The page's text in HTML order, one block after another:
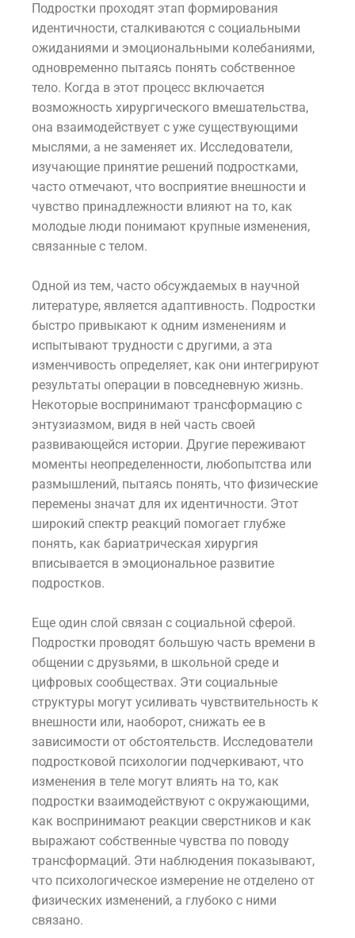
Подростки проходят этап формирования
идентичности, сталкиваются с социальными
ожиданиями и эмоциональными колебаниями,
одновременно пытаясь понять собственное
тело. Когда в этот процесс включается
возможность хирургического вмешательства,
она взаимодействует с уже существующими
мыслями, а не заменяет их. Исследователи,
изучающие принятие решений подростками,
часто отмечают, что восприятие внешности и
чувство принадлежности влияют на то, как
молодые люди понимают крупные изменения,
связанные с телом.
Одной из тем, часто обсуждаемых в научной
литературе, является адаптивность. Подростки
быстро привыкают к одним изменениям и
испытывают трудности с другими, а эта
изменчивость определяет, как они интегрируют
результаты операции в повседневную жизнь.
Некоторые воспринимают трансформацию с
энтузиазмом, видя в ней часть своей
развивающейся истории. Другие переживают
моменты неопределенности, любопытства или
размышлений, пытаясь понять, что физические
перемены значат для их идентичности. Этот
широкий спектр реакций помогает глубже
понять, как бариатрическая хирургия
вписывается в эмоциональное развитие
подростков.
Еще один слой связан с социальной сферой.
Подростки проводят большую часть времени в
общении с друзьями, в школьной среде и
цифровых сообществах. Эти социальные
структуры могут усиливать чувствительность к
внешности или, наоборот, снижать ее в
зависимости от обстоятельств. Исследователи
подростковой психологии подчеркивают, что
изменения в теле могут влиять на то, как
подростки взаимодействуют с окружающими,
как воспринимают реакции сверстников и как
выражают собственные чувства по поводу
трансформаций. Эти наблюдения показывают,
что психологическое измерение не отделено от
физических изменений, а глубоко с ними
связано.